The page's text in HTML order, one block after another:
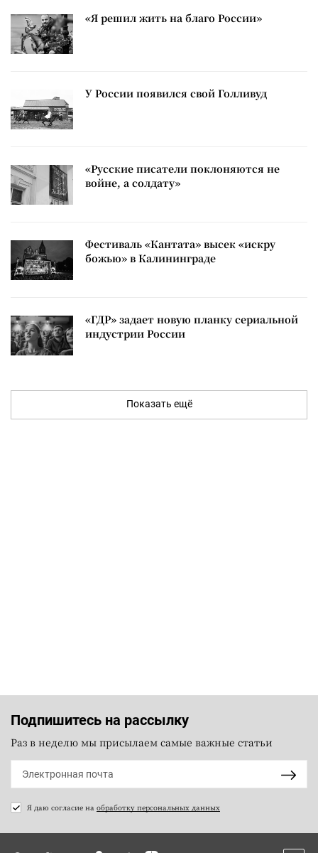
«Я решил жить на благо России»
У России появился свой Голливуд
«Русские писатели поклоняются не
войне, а солдату»
Фестиваль «Кантата» высек «искру
божью» в Калининграде
«ГДР» задает новую планку сериальной
индустрии России
Показать ещё
Подпишитесь на рассылку
Раз в неделю мы присылаем самые важные статьи
Я даю согласие на обработку персональных данных